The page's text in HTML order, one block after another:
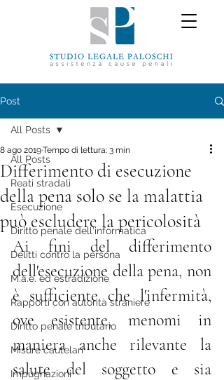
Post
All Posts
Reati stradali
Esecuzione
Diritto penale dell'informatica
Delitti contro la persona
M.a.e. ed estradizione
Rapporti con autorità straniere
Diritto penale tributario
Misure cautelari
Impugnazioni
All Posts
Differimento di esecuzione
della pena solo se la malattia
può escludere la pericolosità
8 ago 2019Tempo di lettura: 3 min
Ai fini del differimento
dell'esecuzione della pena, non
è sufficiente che l'infermità,
ove esistente, menomi in
maniera anche rilevante la
salute del soggetto e sia